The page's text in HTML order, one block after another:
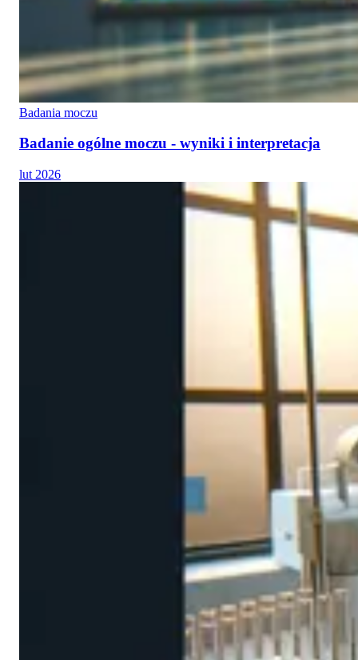
Badania moczu
Badanie ogólne moczu - wyniki i interpretacja
lut 2026